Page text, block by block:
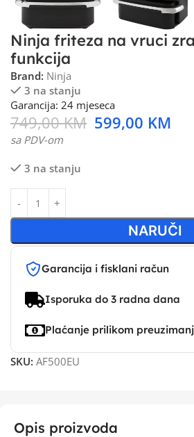
Ninja friteza na vruci
funkcija
Brand: Ninja
3 na stanju
Garancija: 24 mjeseca
749,00KM 599,00 KM
sa PDV-om
3 na stanju
NARUČI
Garancija i fisklani račun
Isporuka do 3 radna dana
Plaćanje prilikom
SKU: AF500EU
Opis proizvoda